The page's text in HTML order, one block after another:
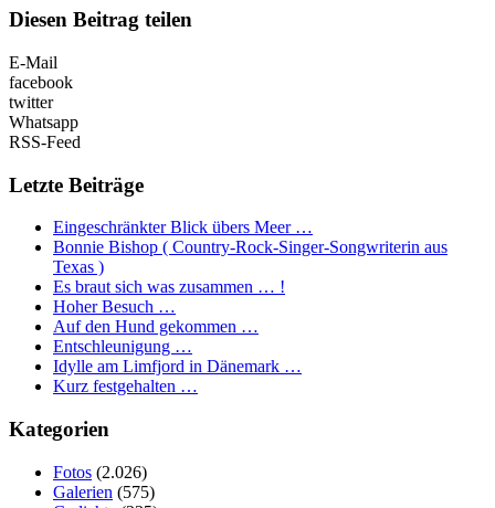
Diesen Beitrag teilen
E-Mail
facebook
twitter
Whatsapp
RSS-Feed
Letzte Beiträge
Eingeschränkter Blick übers Meer …
Bonnie Bishop ( Country-Rock-Singer-Songwriterin aus
Texas )
Es braut sich was zusammen … !
Hoher Besuch …
Auf den Hund gekommen …
Entschleunigung …
Idylle am Limfjord in Dänemark …
Kurz festgehalten …
Kategorien
Fotos (2.026)
Galerien (575)